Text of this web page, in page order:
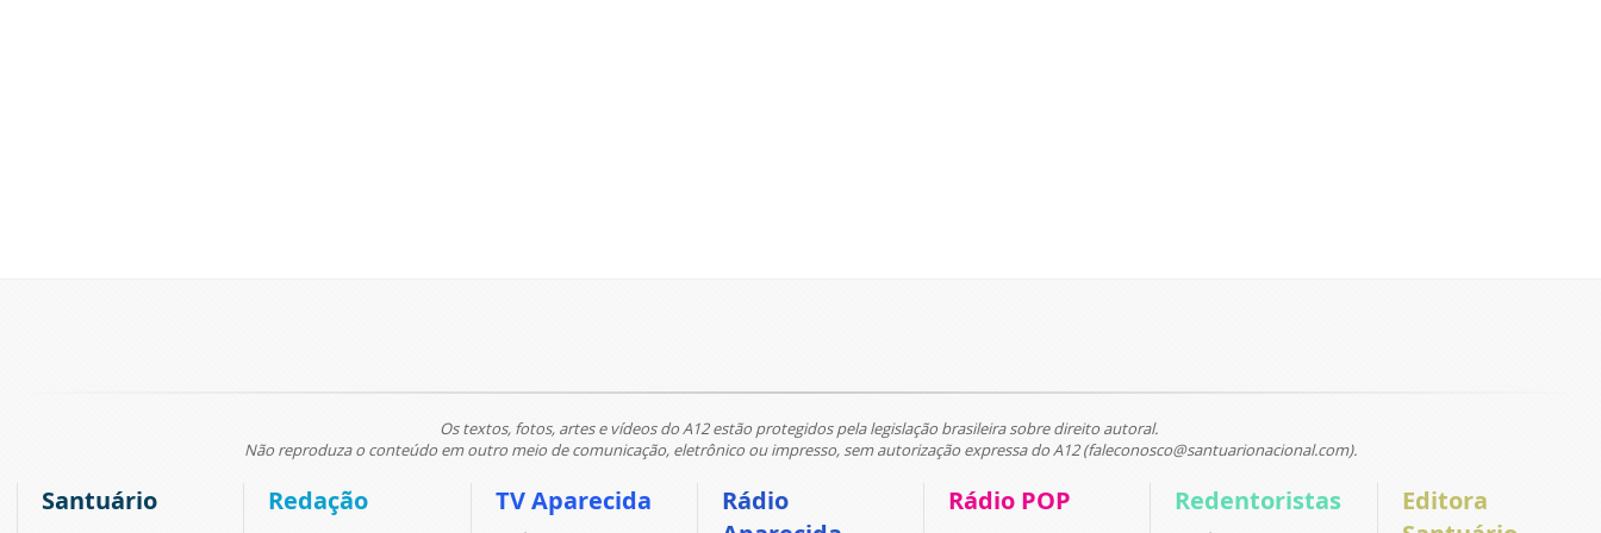
Os textos, fotos, artes e vídeos do A12 estão protegidos pela legislação brasileira sobre direito autoral.
Não reproduza o conteúdo em outro meio de comunicação, eletrônico ou impresso, sem autorização expressa do A12 (faleconosco@santuarionacional.com).
Santuário Redação TV Aparecida
Rádio
Rádio POP Redentoristas
Editora